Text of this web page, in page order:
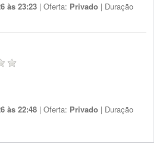
às 23:23 | Oferta: Privado | Duração
às 22:48 | Oferta: Privado | Duração